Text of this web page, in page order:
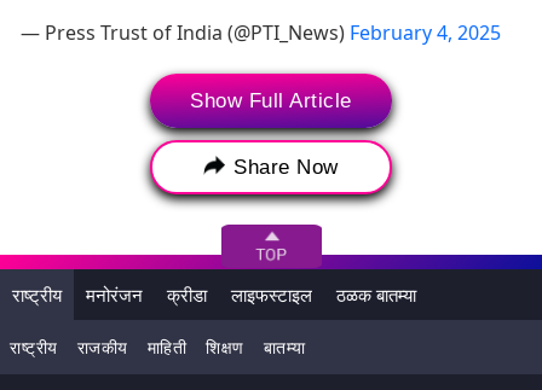
— Press Trust of India (@PTI_News) February 4, 2025
रेल्वे प्रशासनाने या अपघाताची उच्चस्तरीय चौकशी करण्याचे आदेश दिले
आहेत. चौकशीनंतरच अपघाताचे खरे कारण समोर येईल. दरम्यान, सध्या
सोशल मीडियावर या अपघाताचा व्हिडिओ व्हायरल होत आहे.
Show Full Article
Share Now
राष्ट्रीय मनोरंजन क्रीडा लाइफस्टाइल ठळक बातम्या
राष्ट्रीय राजकीय माहिती शिक्षण बातम्या